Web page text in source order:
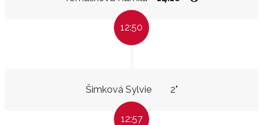
12:50
Šimková Sylvie 2"
12:57